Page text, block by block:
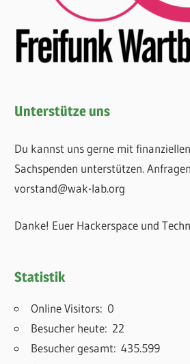
Unterstütze uns
Du kannst uns gerne mit
Sachspenden unterstützen.
vorstand@wak-lab.org
Danke! Euer Hackerspace und
Statistik
Online Visitors: 0
Besucher heute: 22
Besucher gesamt:435.599